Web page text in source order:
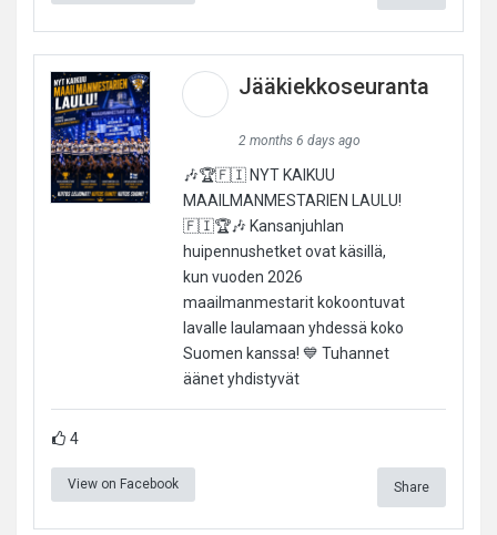
Jääkiekkoseuranta
2 months 6 days ago
🎶🏆🇫🇮 NYT KAIKUU
MAAILMANMESTARIEN LAULU!
🇫🇮🏆🎶 Kansanjuhlan
huipennushetket ovat käsillä,
kun vuoden 2026
maailmanmestarit kokoontuvat
lavalle laulamaan yhdessä koko
Suomen kanssa! 💙 Tuhannet
äänet yhdistyvät
4
View on Facebook Share